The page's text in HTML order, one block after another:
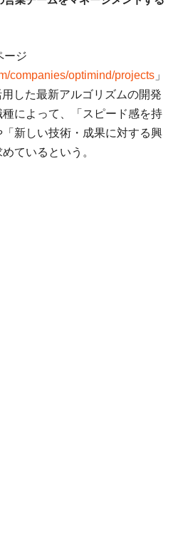
ージ
companies/optimind/projects 」
した最新アルゴリズムの開発
によって、「スピード感を持
新しい技術・成果に対する興
ているという。